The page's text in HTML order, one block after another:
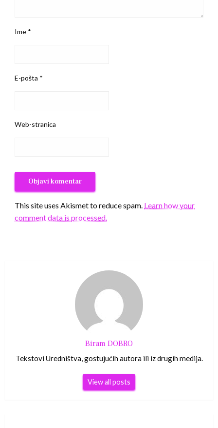
Ime *
E-pošta *
Web-stranica
This site uses Akismet to reduce spam. Learn how your
comment data is processed.
Biram DOBRO
Tekstovi Uredništva, gostujućih autora ili iz drugih medija.
View all posts